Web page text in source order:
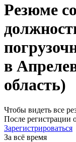
Резюме
в
область)
Чтобы видеть все
После регистрации
Зарегистрироваться
За всё время